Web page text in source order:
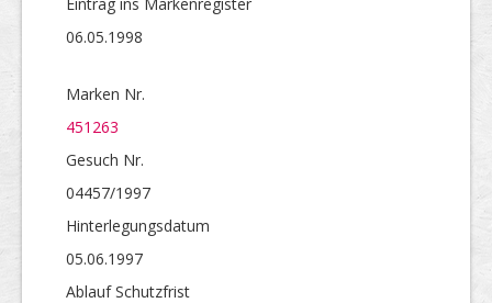
06.05.1998
Marken Nr.
451263
Gesuch Nr.
04457/1997
Hinterlegungs­datum
05.06.1997
Ablauf Schutzfrist